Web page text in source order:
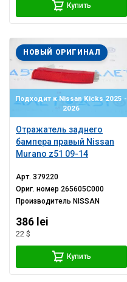
Купить
Подходит к Nissan Kicks 2025 -
2026
Отражатель заднего
бампера правый Nissan
Murano z51 09-14
НОВЫЙ ОРИГИНАЛ
Арт.379220
Ориг. номер 265605C000
Производитель NISSAN
386 lei
22 $
Купить